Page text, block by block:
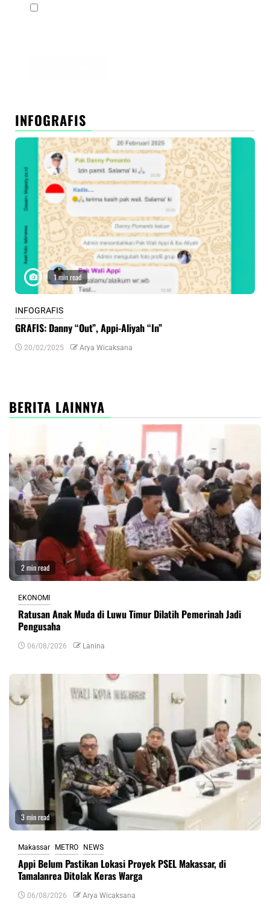
INFOGRAFIS
1 min read
INFOGRAFIS
GRAFIS: Danny “Out”, Appi-Aliyah “In”
20/02/2025 Arya Wicaksana
BERITA LAINNYA
2 min read
EKONOMI
Ratusan Anak Muda di Luwu Timur Dilatih Pemerinah Jadi
Pengusaha
06/08/2026 Lanina
3 min read
Makassar METRO NEWS
Appi Belum Pastikan Lokasi Proyek PSEL Makassar, di
Tamalanrea Ditolak Keras Warga
06/08/2026 Arya Wicaksana